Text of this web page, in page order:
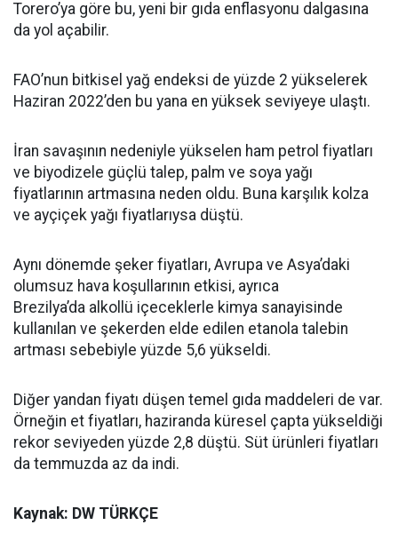
Torero’ya göre bu, yeni bir gıda enflasyonu dalgasına
da yol açabilir.
FAO’nun bitkisel yağ endeksi de yüzde 2 yükselerek
Haziran 2022’den bu yana en yüksek seviyeye ulaştı.
İran savaşının nedeniyle yükselen ham petrol fiyatları
ve biyodizele güçlü talep, palm ve soya yağı
fiyatlarının artmasına neden oldu. Buna karşılık kolza
ve ayçiçek yağı fiyatlarıysa düştü.
Aynı dönemde şeker fiyatları, Avrupa ve Asya’daki
olumsuz hava koşullarının etkisi, ayrıca
Brezilya’da alkollü içeceklerle kimya sanayisinde
kullanılan ve şekerden elde edilen etanola talebin
artması sebebiyle yüzde 5,6 yükseldi.
Diğer yandan fiyatı düşen temel gıda maddeleri de var.
Örneğin et fiyatları, haziranda küresel çapta yükseldiği
rekor seviyeden yüzde 2,8 düştü. Süt ürünleri fiyatları
da temmuzda az da indi.
Kaynak: DW TÜRKÇE